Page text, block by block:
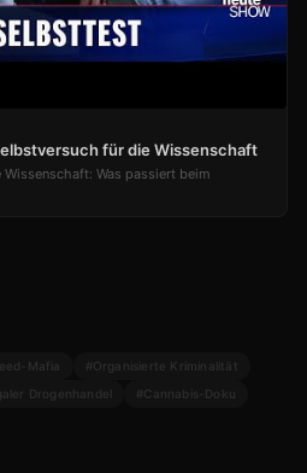
für die Wissenschaft
Was passiert beim
Mafia
#Organisierte Kriminalität
Drogenhandel
#Cannabis-Doku